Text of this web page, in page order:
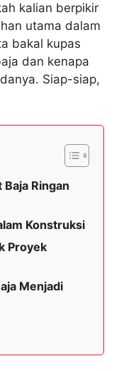
kalian berpikir
utama dalam
bakal kupas
dan kenapa
Siap-siap,
Baja Ringan
Konstruksi
Proyek
Menjadi